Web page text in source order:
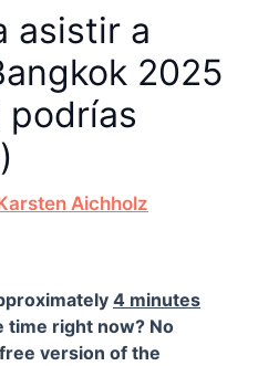
asistir a
2025
podrías
Aichholz
4 minutes
time right now? No
version of the